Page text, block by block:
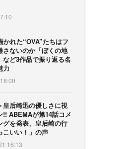
かれた“OVA”たちはフ
さないのか「ぼくの地
など3作品で振り返る名
力
皇后崎迅の優しさに視
!! ABEMAが第14話コメ
グを発表、皇后崎の行
こいい！」の声
16:13